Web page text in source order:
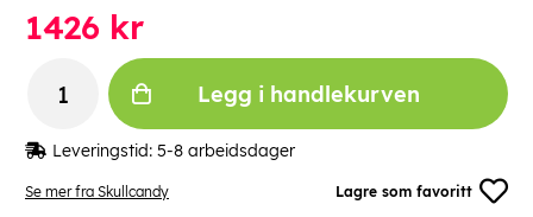
Se mer fra Skullcandy Lagre som favoritt
1426 kr
Legg i handlekurven
Leveringstid: 5-8 arbeidsdager